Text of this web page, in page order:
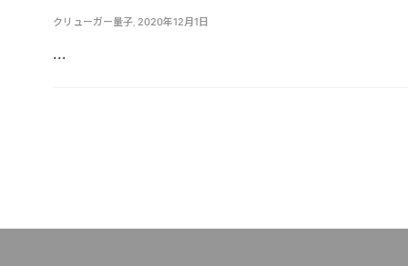
クリューガー量子 2020年12月1日
...